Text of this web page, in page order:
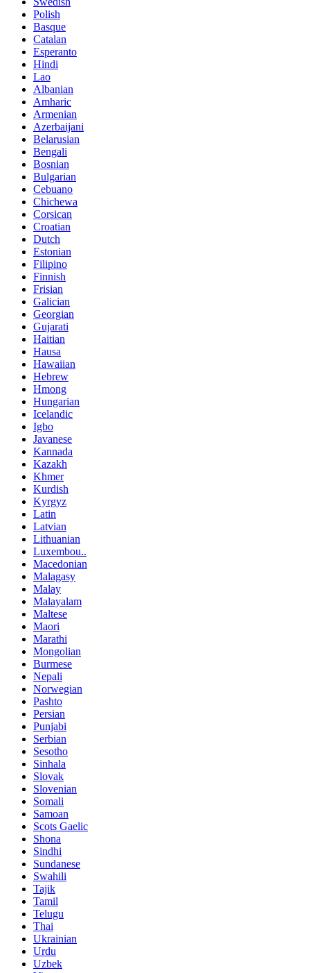
Polish
Basque
Catalan
Esperanto
Hindi
Lao
Albanian
Amharic
Armenian
Azerbaijani
Belarusian
Bengali
Bosnian
Bulgarian
Cebuano
Chichewa
Corsican
Croatian
Dutch
Estonian
Filipino
Finnish
Frisian
Galician
Georgian
Gujarati
Haitian
Hausa
Hawaiian
Hebrew
Hmong
Hungarian
Icelandic
Igbo
Javanese
Kannada
Kazakh
Khmer
Kurdish
Kyrgyz
Latin
Latvian
Lithuanian
Luxembou..
Macedonian
Malagasy
Malay
Malayalam
Maltese
Maori
Marathi
Mongolian
Burmese
Nepali
Norwegian
Pashto
Persian
Punjabi
Serbian
Sesotho
Sinhala
Slovak
Slovenian
Somali
Samoan
Scots Gaelic
Shona
Sindhi
Sundanese
Swahili
Tajik
Tamil
Telugu
Thai
Ukrainian
Urdu
Uzbek